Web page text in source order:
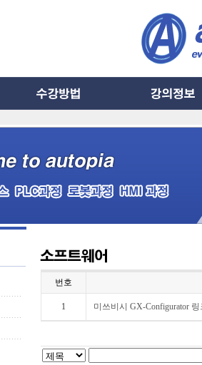
번호
1 미쓰비시 GX-Configurator 링